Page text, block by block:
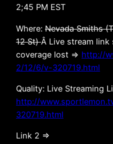
2;45 PM EST
Where: Nevada Smiths
12 St)Â Live stream
coverage lost => http://
2/12/6/v-320719.html
Quality: Live Streaming
http://
320719.html
Link 2 =>